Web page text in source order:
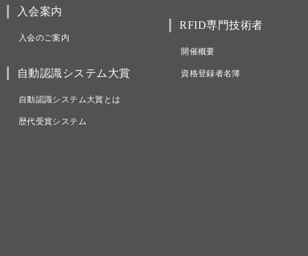
入会案内
入会のご案内
自動認識システム大賞
自動認識システム大賞とは
歴代受賞システム
RFID専門技術者
開催概要
資格登録者名簿